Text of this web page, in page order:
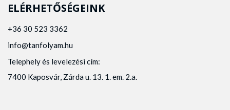
ELÉRHETŐSÉGEINK
+36 30 523 3362
info@tanfolyam.hu
Telephely és levelezési cím:
7400 Kaposvár, Zárda u. 13. 1. em. 2.a.